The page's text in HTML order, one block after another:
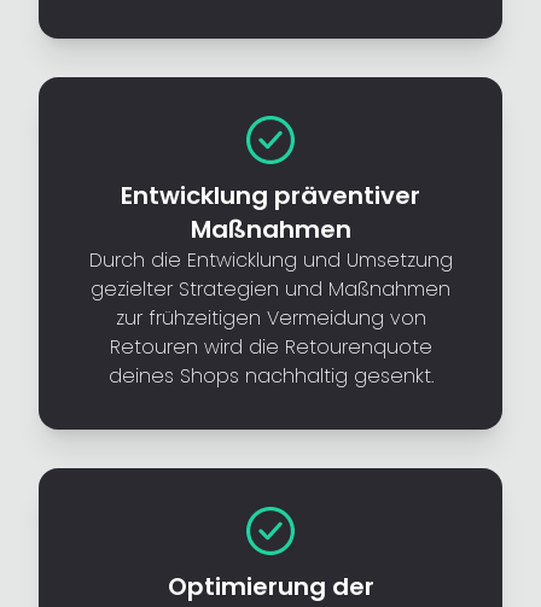
Entwicklung präventiver
Maßnahmen
Durch die Entwicklung und Umsetzung
gezielter Strategien und Maßnahmen
zur frühzeitigen Vermeidung von
Retouren wird die Retourenquote
deines Shops nachhaltig gesenkt.
Optimierung der